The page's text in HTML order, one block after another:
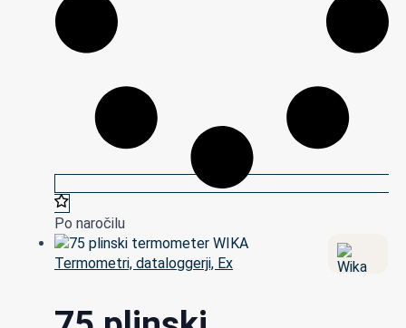
Po naročilu
Termometri, dataloggerji, Ex